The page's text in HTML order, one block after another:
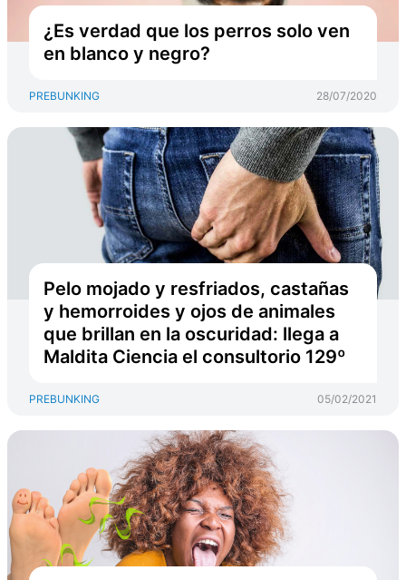
¿Es verdad que los perros solo ven
en blanco y negro?
PREBUNKING 28/07/2020
Pelo mojado y resfriados, castañas
y hemorroides y ojos de animales
que brillan en la oscuridad: llega a
Maldita Ciencia el consultorio 129º
PREBUNKING 05/02/2021